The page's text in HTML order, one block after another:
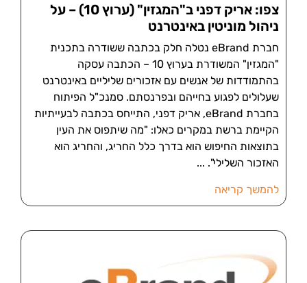
צפו: אריק דפני ב"המגזין" (ערוץ 10) – על
ניהול מוניטין באינטרנט
חברת eBrand נטלה חלק בכתבה ששודרה בתכנית
"המגזין" המשודרת בערוץ 10 – הכתבה עסקה
בהתמודדות של אנשים עם אזכורים שליליים באינטרנט
שעלולים לפגוע בחייהם ובפרנסתם. סמנכ"ל הפיתוח
בחברת eBrand, אריק דפני, התייחס בכתבה לבעייתיות
הקיימת ברשת במקרים כאלו: "מה שיתפוס את העין
בתוצאות החיפוש הוא בדרך כלל החריג, והחריג הוא
האזכור השלילי".
להמשך קריאה